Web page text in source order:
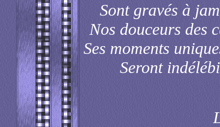
Sont gravés à
Nos douceurs des
Ses moments
Seront